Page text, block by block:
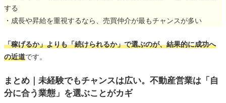
する
・成長や昇給を重視するなら、売買仲介が最もチャンスが多い
「稼げるか」よりも「続けられるか」で選ぶのが、結果的に成功へ
の近道です。
まとめ｜未経験でもチャンスは広い。不動産営業は「自
分に合う業態」を選ぶことがカギ